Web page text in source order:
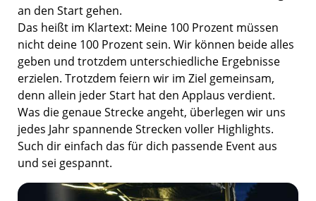
an den Start gehen.
Das heißt im Klartext: Meine 100 Prozent müssen
nicht deine 100 Prozent sein. Wir können beide alles
geben und trotzdem unterschiedliche Ergebnisse
erzielen. Trotzdem feiern wir im Ziel gemeinsam,
denn allein jeder Start hat den Applaus verdient.
Was die genaue Strecke angeht, überlegen wir uns
jedes Jahr spannende Strecken voller Highlights.
Such dir einfach das für dich passende Event aus
und sei gespannt.